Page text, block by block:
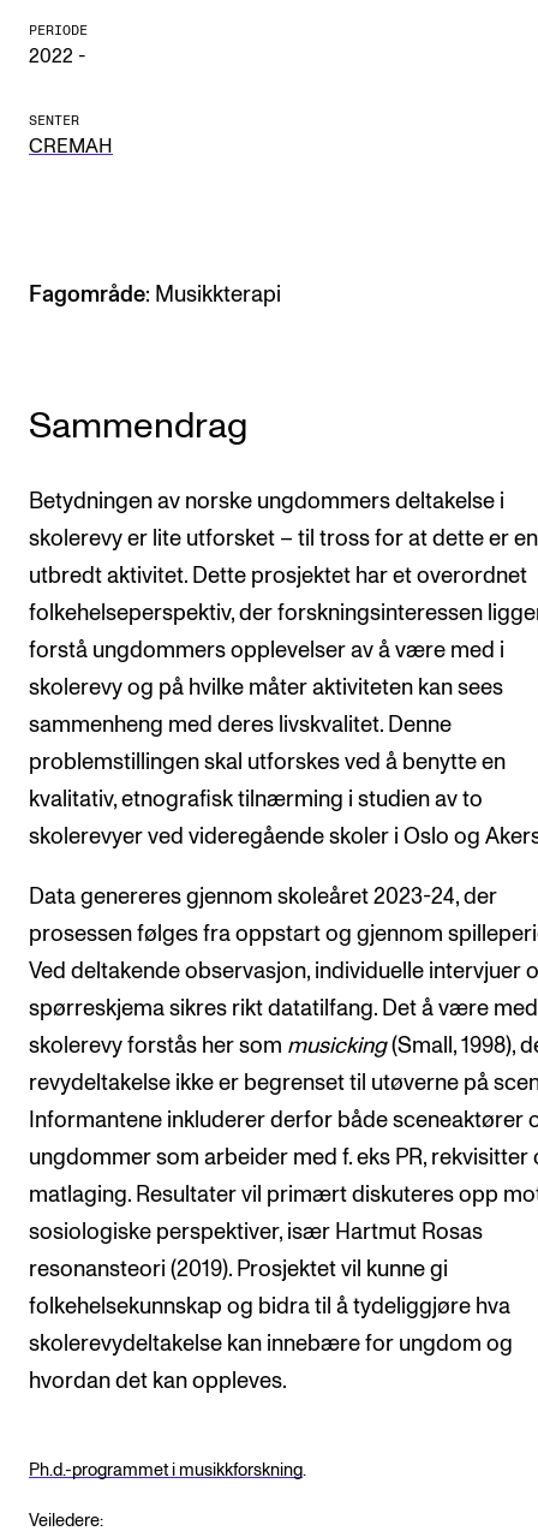
Arrangementer og konserter
Nyheter og historier
INFO
Finn ansatte
PERIODE
2022 -
SENTER
CREMAH
Fagområde: Musikkterapi
Sammendrag
Betydningen av norske ungdommers deltakelse i
skolerevy er lite utforsket – til tross for at dette er en
utbredt aktivitet. Dette prosjektet har et overordnet
folkehelseperspektiv, der forskningsinteressen
forstå ungdommers opplevelser av å være med i
skolerevy og på hvilke måter aktiviteten kan sees
sammenheng med deres livskvalitet. Denne
problemstillingen skal utforskes ved å benytte en
kvalitativ, etnografisk tilnærming i studien av to
skolerevyer ved videregående skoler i Oslo og
Data genereres gjennom skoleåret 2023-24, der
prosessen følges fra oppstart og gjennom
Ved deltakende observasjon, individuelle intervjuer
spørreskjema sikres rikt datatilfang. Det å være
skolerevy forstås her som musicking(Small, 1998),
revydeltakelse ikke er begrenset til utøverne på
Informantene inkluderer derfor både sceneaktører
ungdommer som arbeider med f. eks PR, rekvisitter
matlaging. Resultater vil primært diskuteres opp
sosiologiske perspektiver, især Hartmut Rosas
resonansteori (2019). Prosjektet vil kunne gi
folkehelsekunnskap og bidra til å tydeliggjøre hva
skolerevydeltakelse kan innebære for ungdom og
hvordan det kan oppleves.
Ph.d.-programmet i musikkforskning.
Veiledere: